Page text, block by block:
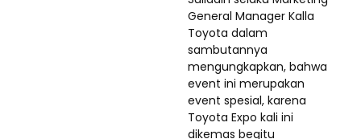
General Manager Kalla
Toyota dalam
sambutannya
mengungkapkan, bahwa
event ini merupakan
event spesial, karena
Toyota Expo kali ini
dikemas begitu